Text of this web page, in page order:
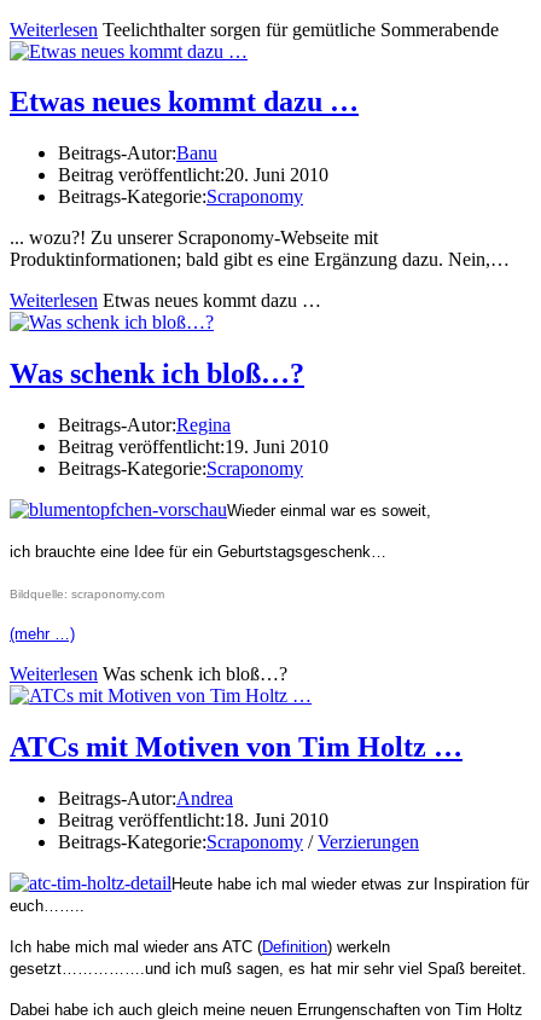
Weiterlesen Teelichthalter sorgen für gemütliche Sommerabende
Etwas neues kommt dazu …
Beitrags-Autor:Banu
Beitrag veröffentlicht:20. Juni 2010
Beitrags-Kategorie:Scraponomy
... wozu?! Zu unserer Scraponomy-Webseite mit
Produktinformationen; bald gibt es eine Ergänzung dazu. Nein,…
Weiterlesen Etwas neues kommt dazu …
Was schenk ich bloß…?
Beitrags-Autor:Regina
Beitrag veröffentlicht:19. Juni 2010
Beitrags-Kategorie:Scraponomy
Wieder einmal war es soweit,
ich brauchte eine Idee für ein Geburtstagsgeschenk…
Bildquelle: scraponomy.com
(mehr …)
Weiterlesen Was schenk ich bloß…?
ATCs mit Motiven von Tim Holtz …
Beitrags-Autor:Andrea
Beitrag veröffentlicht:18. Juni 2010
Beitrags-Kategorie:Scraponomy / Verzierungen
Heute habe ich mal wieder etwas zur Inspiration für
euch……..
Ich habe mich mal wieder ans ATC (Definition) werkeln
gesetzt…………….und ich muß sagen, es hat mir sehr viel Spaß bereitet.
Dabei habe ich auch gleich meine neuen Errungenschaften von Tim Holtz